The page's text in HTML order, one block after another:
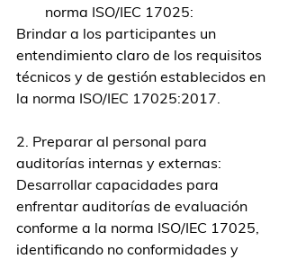
norma ISO/IEC 17025:
Brindar a los participantes un
entendimiento claro de los requisitos
técnicos y de gestión establecidos en
la norma ISO/IEC 17025:2017.
2. Preparar al personal para
auditorías internas y externas:
Desarrollar capacidades para
enfrentar auditorías de evaluación
conforme a la norma ISO/IEC 17025,
identificando no conformidades y